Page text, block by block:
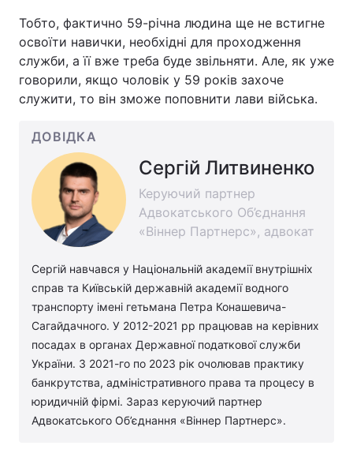
Тобто, фактично 59-річна людина ще не встигне
освоїти навички, необхідні для проходження
служби, а її вже треба буде звільняти. Але, як уже
говорили, якщо чоловік у 59 років захоче
служити, то він зможе поповнити лави війська.
ДОВІДКА
Сергій Литвиненко
Керуючий партнер
Адвокатського Об’єднання
«Віннер Партнерс», адвокат
Сергій навчався у Національній академії внутрішніх
справ та Київській державній академії водного
транспорту імені гетьмана Петра Конашевича-
Сагайдачного. У 2012-2021 рр працював на керівних
посадах в органах Державної податкової служби
України. З 2021-го по 2023 рік очолював практику
банкрутства, адміністративного права та процесу в
юридичній фірмі. Зараз керуючий партнер
Адвокатського Об’єднання «Віннер Партнерс».